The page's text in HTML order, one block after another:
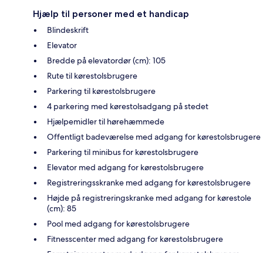
Hjælp til personer med et handicap
Blindeskrift
Elevator
Bredde på elevatordør (cm): 105
Rute til kørestolsbrugere
Parkering til kørestolsbrugere
4 parkering med kørestolsadgang på stedet
Hjælpemidler til hørehæmmede
Offentligt badeværelse med adgang for kørestolsbrugere
Parkering til minibus for kørestolsbrugere
Elevator med adgang for kørestolsbrugere
Registreringsskranke med adgang for kørestolsbrugere
Højde på registreringskranke med adgang for kørestole
(cm): 85
Pool med adgang for kørestolsbrugere
Fitnesscenter med adgang for kørestolsbrugere